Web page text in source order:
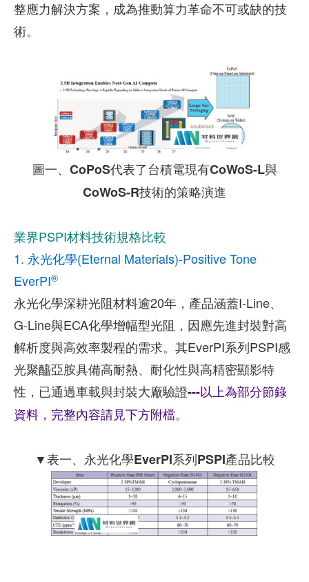
整應力解決方案，成為推動算力革命不可或缺的技
術。
圖一、CoPoS代表了台積電現有CoWoS-L與
CoWoS-R技術的策略演進
業界PSPI材料技術規格比較
1. 永光化學(Eternal Materials)-Positive Tone
EverPI®
永光化學深耕光阻材料逾20年，產品涵蓋I-Line、
G-Line與ECA化學增幅型光阻，因應先進封裝對高
解析度與高效率製程的需求。其EverPI系列PSPI感
光聚醯亞胺具備高耐熱、耐化性與高精密顯影特
性，已通過車載與封裝大廠驗證---以上為部分節錄
資料，完整內容請見下方附檔。
▼表一、永光化學EverPI系列PSPI產品比較